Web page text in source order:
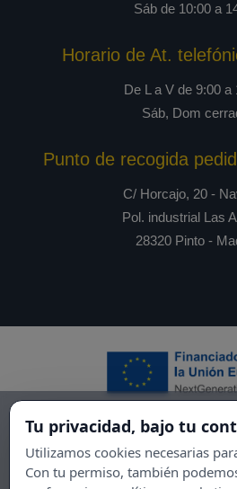
Sáb de 10:00 a
Horario de At.
De L a V de 9:00 a
Sáb, Dom
Punto de recogida
C/ Horcajo, 20 -
Pol. industrial Las
28320 Pinto -
Tu privacidad, bajo tu
Utilizamos cookies necesarias
Con tu permiso, también